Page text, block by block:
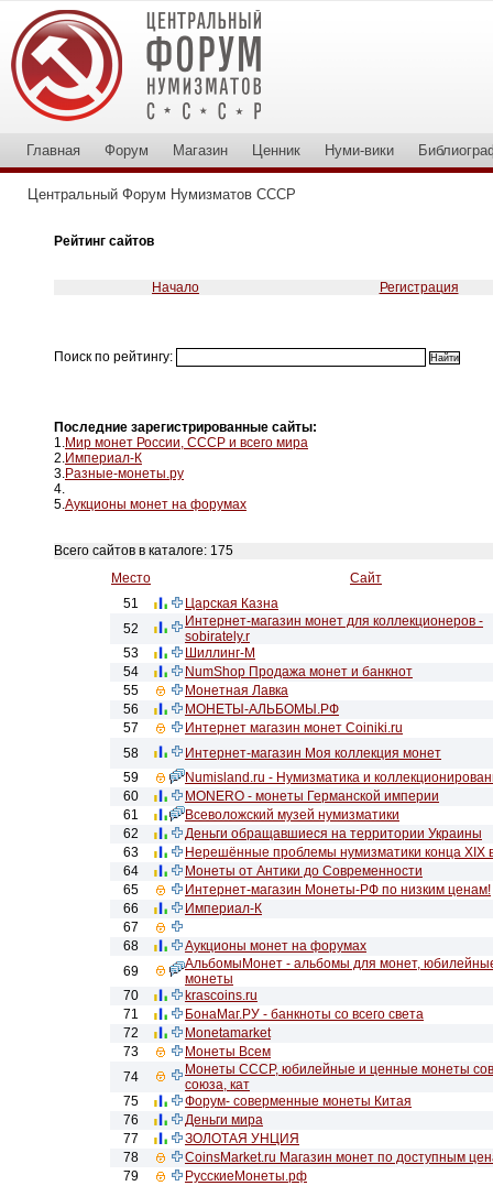
Главная Форум Магазин Ценник Нуми-вики
Центральный Форум Нумизматов СССР
Рейтинг сайтов
Начало Регистрация
Поиск по рейтингу:
Последние зарегистрированные сайты:
1.Мир монет России, СССР и всего мира
2.Империал-К
3.Разные-монеты.ру
4.
5.Аукционы монет на форумах
Всего сайтов в каталоге: 175
Место
Сайт
51
Царская Казна
52
Интернет-магазин монет для коллекционеров -
sobirately.r
53
Шиллинг-М
54
NumShop Продажа монет и банкнот
55
Монетная Лавка
56
МОНЕТЫ-АЛЬБОМЫ.РФ
57
Интернет магазин монет Coiniki.ru
58
Интернет-магазин Моя коллекция монет
59
Numisland.ru - Нумизматика и
60
MONERO - монеты Германской империи
61
Всеволожский музей нумизматики
62
Деньги обращавшиеся на территории Украины
63
Нерешённые проблемы нумизматики конца XIX
64
Монеты от Антики до Современности
65
Интернет-магазин Монеты-РФ по низким ценам!
66
Империал-К
67
68
Аукционы монет на форумах
69
АльбомыМонет - альбомы для монет,
монеты
70
krascoins.ru
71
БонаМаг.РУ - банкноты со всего света
72
Monetamarket
73
Монеты Всем
74
Монеты СССР, юбилейные и ценные монеты
союза, кат
75
Форум- соверменные монеты Китая
76
Деньги мира
77
ЗОЛОТАЯ УНЦИЯ
78
CoinsMarket.ru Магазин монет по доступным
79
РусскиеМонеты.рф